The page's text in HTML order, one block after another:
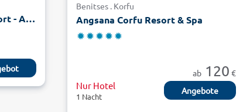
Alkyna Lifestyle Beach Resort - Adults only
Benitses . Korfu
Angsana Corfu Resort & Spa
ab 120 €
Nur Hotel
1 Nacht
Angebote